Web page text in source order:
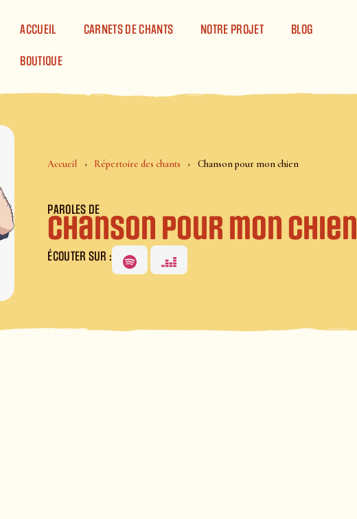
ACCUEIL
CARNETS DE CHANTS NOTRE PROJET BLOG
BOUTIQUE
Accueil Répertoire des chants Chanson pour mon chien
PAROLES DE
Chanson pour mon chien
ÉCOUTER SUR :